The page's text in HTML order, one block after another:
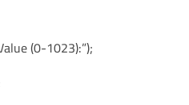
(0-1023):”);